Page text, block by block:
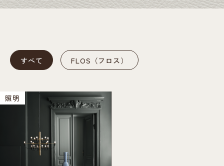
すべて FLOS（フロス）
照明